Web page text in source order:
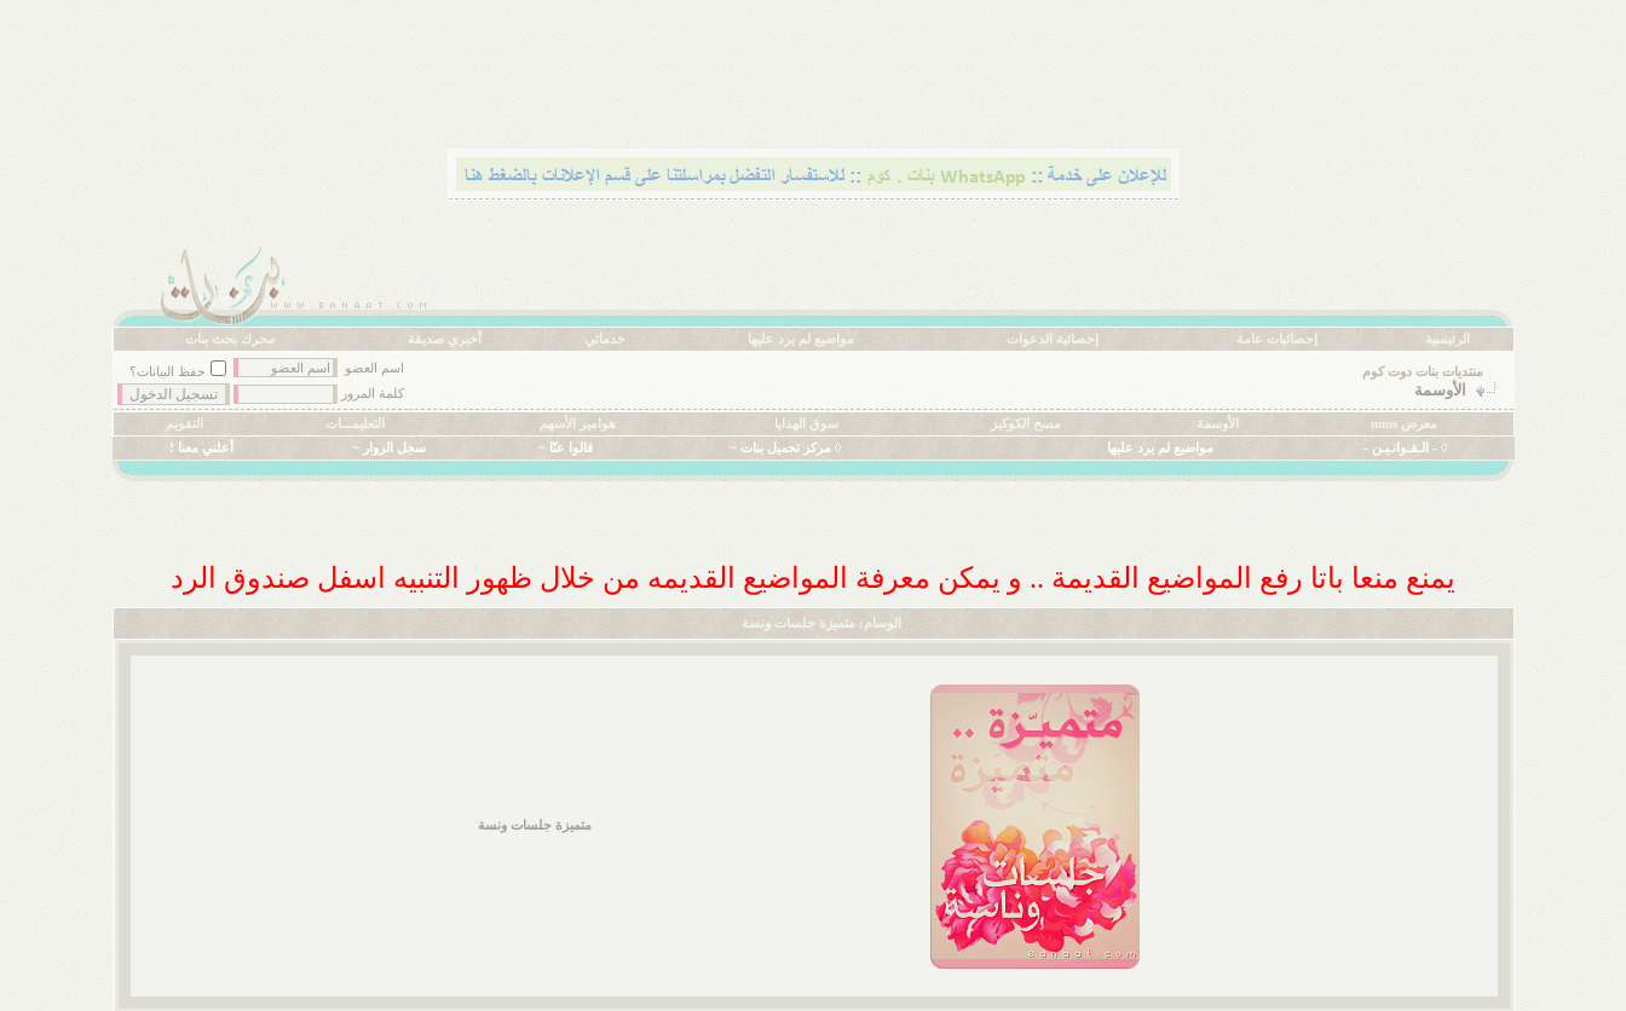
الرئيسية إحصائيات عامة إحصائية الدعوات مواضيع لم يرد عليها خدماتي أخبري صديقة محرك بحث بنات
منتديات بنات دوت كوم
الأوسمة
اسم العضو
حفظ البيانات؟
كلمة المرور
معرض mms الأوسمة مسح الكوكيز سوق الهدايا هوامير الأسهم التعليمـــات
التقويم
◊ - الـقـوانـيـن -
مواضيع لم يرد عليها ◊ مركز تحميل بنات ~ قالوا عنّا ~ سجل الزوار ~ أعلني معنا !
يمنع منعا باتا رفع المواضيع القديمة .. و يمكن معرفة المواضيع القديمه من خلال ظهور التنبيه اسفل صندوق الرد
الوسام: متميزة جلسات ونسة
متميزة جلسات ونسة